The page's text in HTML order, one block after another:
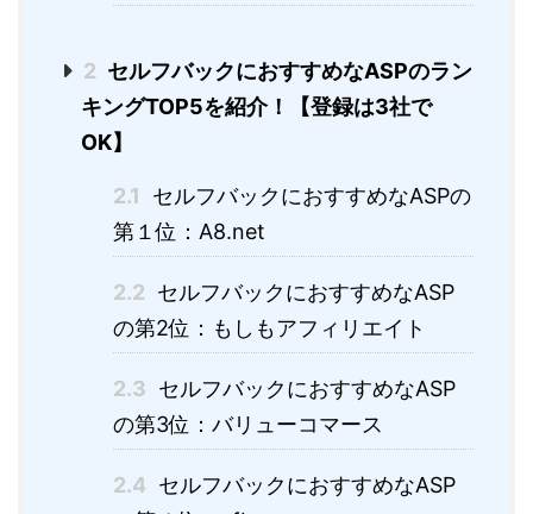
2 セルフバックにおすすめなASPのラン
キングTOP5を紹介！【登録は3社で
OK】
2.1
セルフバックにおすすめなASPの
第１位：A8.net
2.2 セルフバックにおすすめなASP
の第2位：もしもアフィリエイト
2.3 セルフバックにおすすめなASP
の第3位：バリューコマース
2.4 セルフバックにおすすめなASP